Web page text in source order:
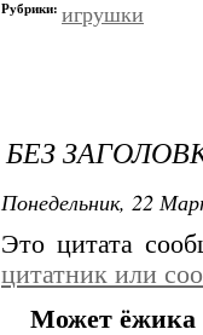
Рубрики: игрушки
БЕЗ
Понедельник, 22
Это цитата
цитатник или
Может ёжика